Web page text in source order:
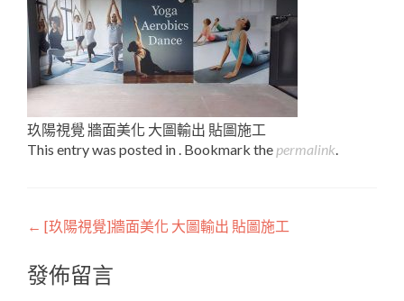
玖陽視覺 牆面美化 大圖輸出 貼圖施工
This entry was posted in . Bookmark the permalink.
Post
navigation
← [玖陽視覺]牆面美化 大圖輸出 貼圖施工
發佈留言